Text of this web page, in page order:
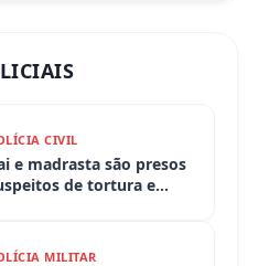
CIVIL
e madrasta são presos
de tortura e
MILITAR